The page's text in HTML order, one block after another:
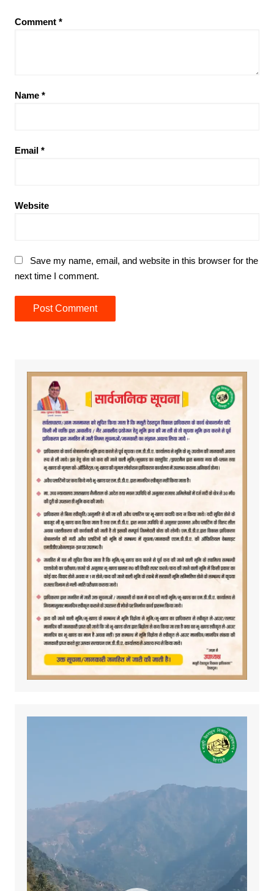
Comment *
Name *
Email *
Website
Save my name, email, and website in this browser for the
next time I comment.